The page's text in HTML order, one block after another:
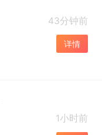
43分钟前
详情
1小时前